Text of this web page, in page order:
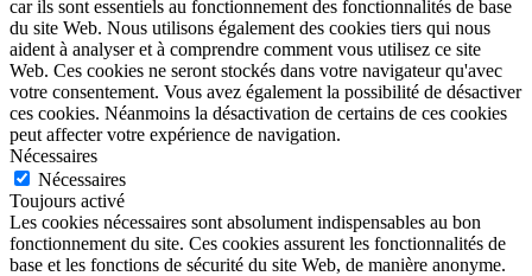
car ils sont essentiels au fonctionnement des fonctionnalités de base
du site Web. Nous utilisons également des cookies tiers qui nous
aident à analyser et à comprendre comment vous utilisez ce site
Web. Ces cookies ne seront stockés dans votre navigateur qu'avec
votre consentement. Vous avez également la possibilité de désactiver
ces cookies. Néanmoins la désactivation de certains de ces cookies
peut affecter votre expérience de navigation.
Nécessaires
Nécessaires
Toujours activé
Les cookies nécessaires sont absolument indispensables au bon
fonctionnement du site. Ces cookies assurent les fonctionnalités de
base et les fonctions de sécurité du site Web, de manière anonyme.